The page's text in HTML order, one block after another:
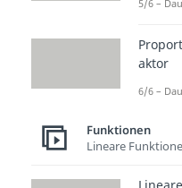
f(x)
5/6 –
aktor
6/6 –
Funktionen
Lineare
Lineare